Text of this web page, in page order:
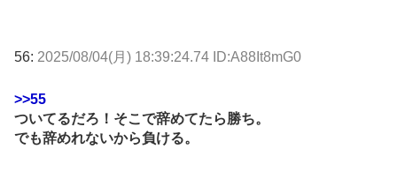
56: 2025/08/04(月) 18:39:24.74 ID:A88It8mG0
>>55
ついてるだろ！そこで辞めてたら勝ち。
でも辞めれないから負ける。